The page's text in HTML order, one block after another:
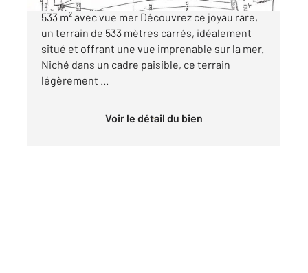
533 m² avec vue mer Découvrez ce joyau rare,
un terrain de 533 mètres carrés, idéalement
situé et offrant une vue imprenable sur la mer.
Niché dans un cadre paisible, ce terrain
légèrement ...
Voir le détail du bien